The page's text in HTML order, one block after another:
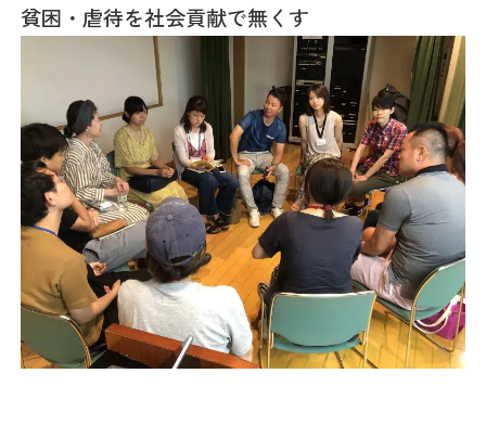
貧困・虐待を社会貢献で無くす